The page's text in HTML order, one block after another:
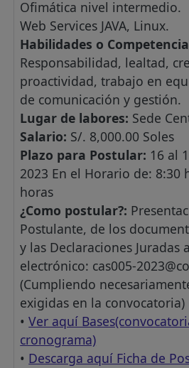
Ofimática nivel intermedio.
Web Services JAVA, Linux.
Habilidades o
Responsabilidad, lealtad,
proactividad, trabajo en
de comunicación y gestión.
Lugar de labores: Sede
Salario: S/. 8,000.00 Soles
Plazo para Postular: 16 al
2023 En el Horario de: 8:30
horas
¿Como postular?:
Postulante, de los
y las Declaraciones Juradas
electrónico: cas005-
(Cumpliendo
exigidas en la convocatoria)
•Ver aquí
cronograma)
• Descarga aquí Ficha de